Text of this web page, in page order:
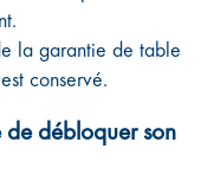
la garantie de table
conservé.
débloquer son